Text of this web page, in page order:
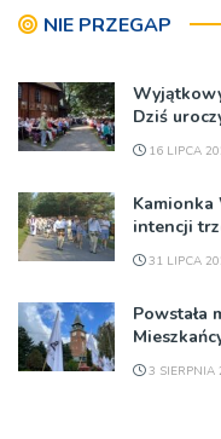
NIE PRZEGAP
Dziś
16 LIPCA
Kamionka
intencji
31 LIPCA
Powstała
3 SIERPNIA